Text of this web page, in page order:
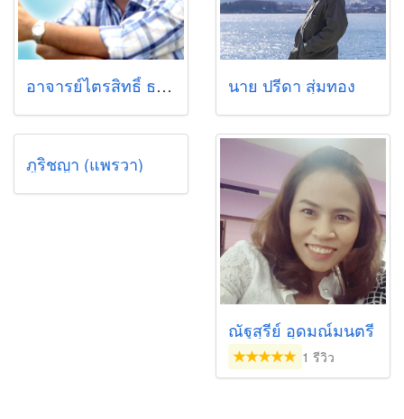
อาจารย์ไตรสิทธิ์ ธรรมอัครนันท์ นาย ปรีดา สุ่มทอง
ภูริชญา (แพรวา)
ณัฐสุรีย์ อุดมณ์มนตรี
1 รีวิว